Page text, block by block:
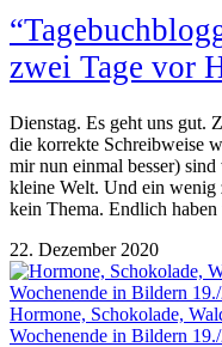
zwei Tage vor
Dienstag. Es geht uns gut.
die korrekte Schreibweise
mir nun einmal besser)
kleine Welt. Und ein wenig
kein Thema. Endlich
22. Dezember 2020
Hormone, Schokolade,
Wochenende in Bildern